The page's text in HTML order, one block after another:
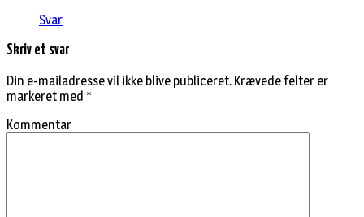
Svar
Skriv et svar
Din e-mailadresse vil ikke blive publiceret. Krævede felter er
markeret med *
Kommentar